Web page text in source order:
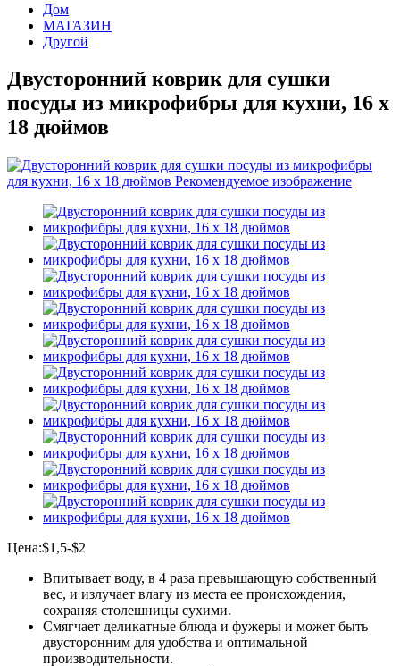
Дом
МАГАЗИН
Другой
Двусторонний коврик для сушки
посуды из микрофибры для кухни, 16 x
18 дюймов
Цена:$1,5-$2
Впитывает воду, в 4 раза превышающую собственный
вес, и излучает влагу из места ее происхождения,
сохраняя столешницы сухими.
Смягчает деликатные блюда и фужеры и может быть
двусторонним для удобства и оптимальной
производительности.